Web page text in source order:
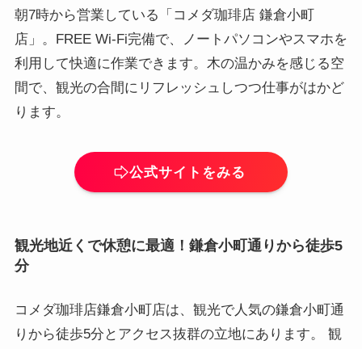
朝7時から営業している「コメダ珈琲店 鎌倉小町
店」。FREE Wi-Fi完備で、ノートパソコンやスマホを
利用して快適に作業できます。木の温かみを感じる空
間で、観光の合間にリフレッシュしつつ仕事がはかど
ります。
公式サイトをみる
観光地近くで休憩に最適！鎌倉小町通りから徒歩5
分
コメダ珈琲店鎌倉小町店は、観光で人気の鎌倉小町通
りから徒歩5分とアクセス抜群の立地にあります。 観